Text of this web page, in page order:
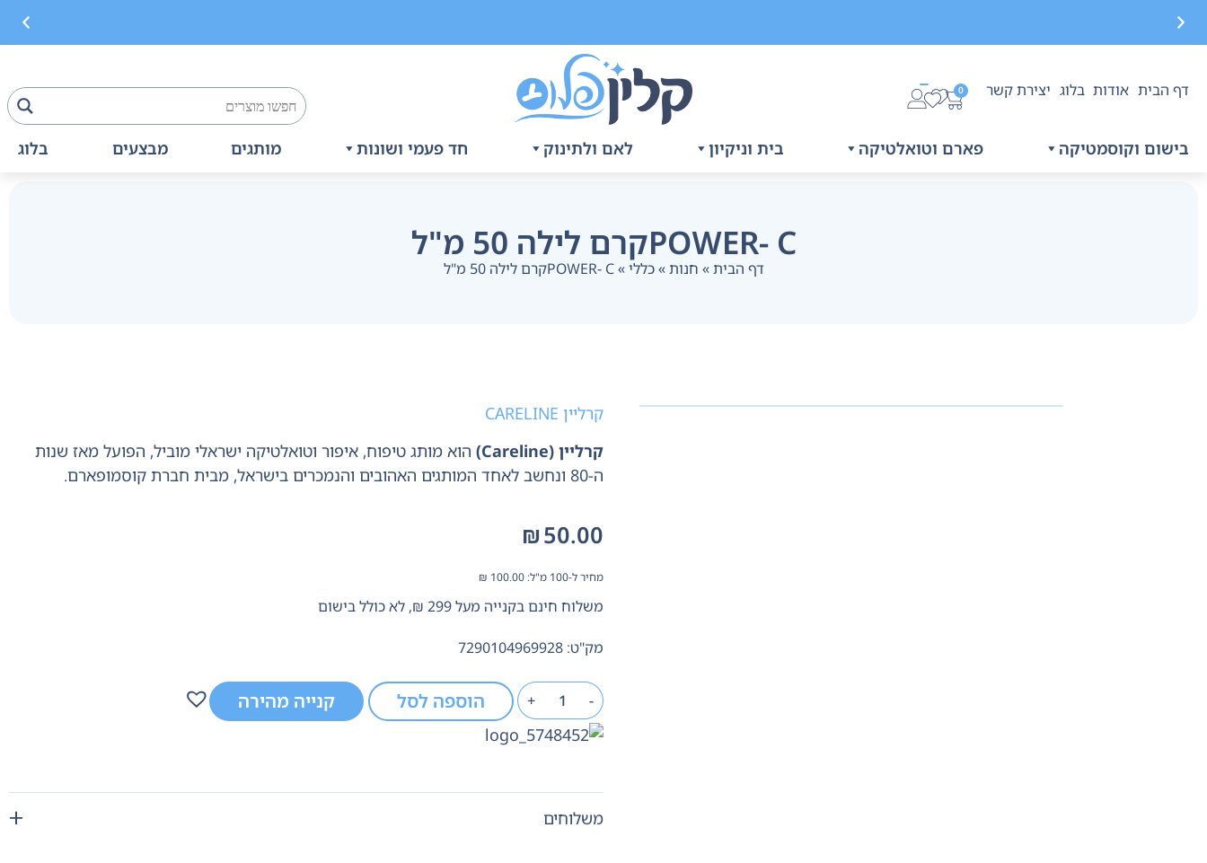
משלוח חינם בקנייה מעל 299 ₪, לא כולל בישוםדף הבית אודות בלוג יצירת קשר 0
בישום וקוסמטיקה פארם וטואלטיקה בית וניקיון לאם ולתינוק חד פעמי ושונות מותגים מבצעים בלוג
POWER- Cקרם לילה 50 מ"ל
דף הבית» חנות»כללי»POWER- Cקרם לילה 50 מ"ל
קרליין CARELINE
קרליין (Careline)
הוא מותג טיפוח, איפור וטואלטיקה ישראלי מוביל, הפועל מאז שנות
ה-80 ונחשב לאחד המותגים האהובים והנמכרים בישראל,
מבית חברת קוסמופארם.
₪50.00
מחיר ל-100 מ"ל: ₪ 100.00
משלוח חינם בקנייה מעל 299 ₪, לא כולל בישום
מק"ט: 7290104969928
-
+ הוספה לסל קנייה מהירה
משלוחים